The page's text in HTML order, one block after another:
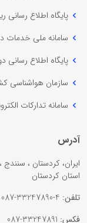
پایگاه اطلاع
سامانه ملی خدمات
پایگاه اطلاع رسانی
سازمان هواشناسی
سامانه تدارکات
آدرس
ایران، کردستان ،
استان کردستان
تلفن:
فکس: